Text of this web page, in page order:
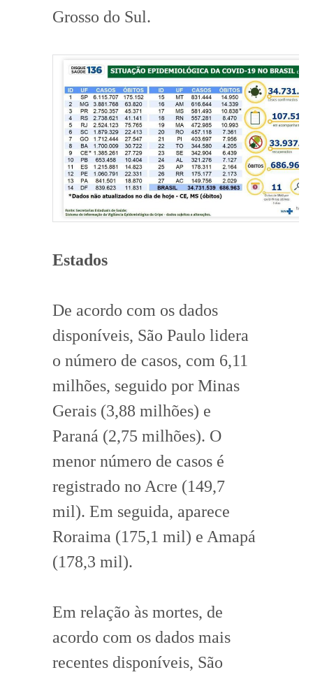
Grosso do Sul.
Estados
De acordo com os dados
disponíveis, São Paulo lidera
o número de casos, com 6,11
milhões, seguido por Minas
Gerais (3,88 milhões) e
Paraná (2,75 milhões). O
menor número de casos é
registrado no Acre (149,7
mil). Em seguida, aparece
Roraima (175,1 mil) e Amapá
(178,3 mil).
Em relação às mortes, de
acordo com os dados mais
recentes disponíveis, São